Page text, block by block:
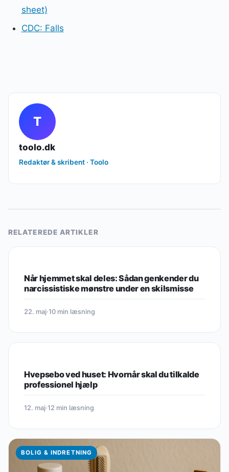
sheet)
CDC: Falls
T
toolo.dk
Redaktør & skribent · Toolo
RELATEREDE ARTIKLER
Når hjemmet skal deles: Sådan genkender du
narcissistiske mønstre under en skilsmisse
22. maj·10 min læsning
Hvepsebo ved huset: Hvornår skal du tilkalde
professionel hjælp
12. maj·12 min læsning
BOLIG & INDRETNING